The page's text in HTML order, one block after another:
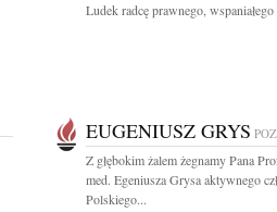
Ludek radcę prawnego,
EUGENIUSZ GRYS
Z głębokim żalem żegnamy Pana
med. Egeniusza Grysa aktywnego
Polskiego...